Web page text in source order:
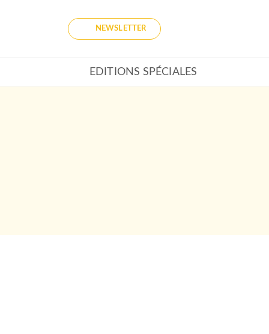
NEWSLETTER
EDITIONS SPÉCIALES